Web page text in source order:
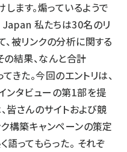
ます。煽っているようで
Japan 私たちは30名のリ
被リンクの分析に関する
結果、なんと合計
た。今回のエントリは、
ンタビューの第1部を提
皆さんのサイトおよび競
構築キャンペーンの策定
ってもらった。 それぞ